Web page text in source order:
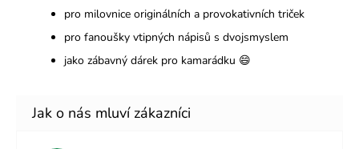
pro milovnice originálních a provokativních triček
pro fanoušky vtipných nápisů s dvojsmyslem
jako zábavný dárek pro kamarádku 😄